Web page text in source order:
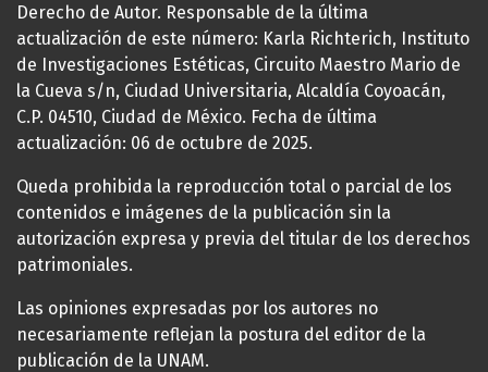
Derecho de Autor. Responsable de la última
actualización de este número: Karla Richterich, Instituto
de Investigaciones Estéticas, Circuito Maestro Mario de
la Cueva s/n, Ciudad Universitaria, Alcaldía Coyoacán,
C.P. 04510, Ciudad de México. Fecha de última
actualización: 06 de octubre de 2025.
Queda prohibida la reproducción total o parcial de los
contenidos e imágenes de la publicación sin la
autorización expresa y previa del titular de los derechos
patrimoniales.
Las opiniones expresadas por los autores no
necesariamente reflejan la postura del editor de la
publicación de la UNAM.